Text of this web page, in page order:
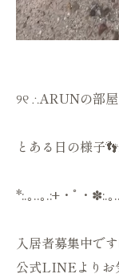
୨୧ ∴ARUNの部
とある日の様子
*:.｡..｡.:+・ﾟ・✽:.｡
入居者募集中です
公式LINEよりお